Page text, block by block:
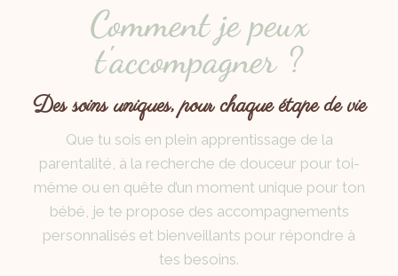
Comment je peux
t'accompagner ?
Des soins uniques, pour chaque étape de vie
Que tu sois en plein apprentissage de la
parentalité, à la recherche de douceur pour toi-
même ou en quête d’un moment unique pour ton
bébé, je te propose des accompagnements
personnalisés et bienveillants pour répondre à
tes besoins.